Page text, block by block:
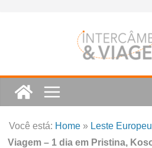
Você está: Home » Leste Europeu
Viagem – 1 dia em Pristina,